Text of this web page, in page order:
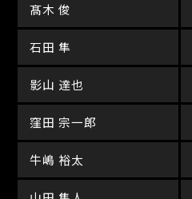
髙木 俊
石田 隼
影山 達也
窪田 宗一郎
牛嶋 裕太